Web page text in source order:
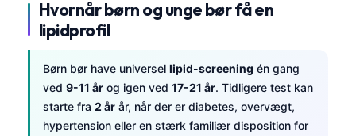
Hvornår børn og unge bør få en
lipidprofil
Børn bør have universel lipid-screening én gang
ved 9-11 år og igen ved 17-21 år. Tidligere test kan
starte fra 2 år år, når der er diabetes, overvægt,
hypertension eller en stærk familiær disposition for